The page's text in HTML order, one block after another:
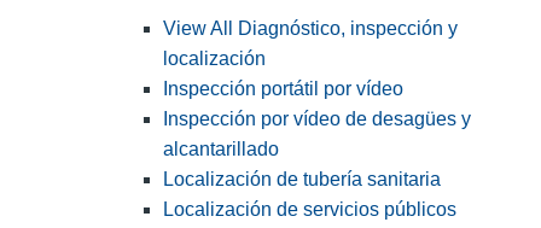
View All Diagnóstico, inspección y
localización
Inspección portátil por vídeo
Inspección por vídeo de desagües y
alcantarillado
Localización de tubería sanitaria
Localización de servicios públicos